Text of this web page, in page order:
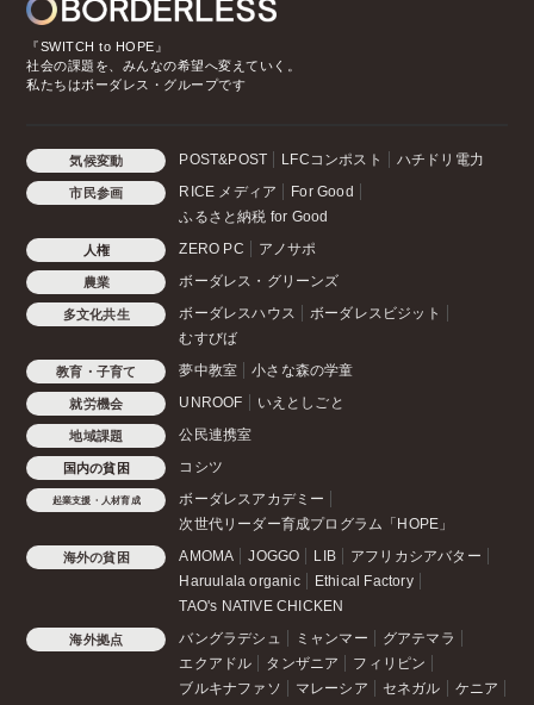
『SWITCH to HOPE』
社会の課題を、みんなの希望へ変えていく。
私たちはボーダレス・グループです
気候変動 POST&POST LFCコンポスト ハチドリ電力
市民参画 RICE メディア
For Good
ふるさと納税 for Good
人権 ZERO PC アノサポ
農業 ボーダレス・グリーンズ
多文化共生 ボーダレスハウス
ボーダレスビジット
むすびば
教育・子育て 夢中教室 小さな森の学童
就労機会 UNROOF いえとしごと
地域課題 公民連携室
国内の貧困 コシツ
起業支援・人材育成
ボーダレスアカデミー
次世代リーダー育成プログラム「HOPE」
海外の貧困 AMOMA JOGGO LIB
アフリカシアバター
Haruulala organic
Ethical Factory
TAO's NATIVE CHICKEN
海外拠点 バングラデシュ ミャンマー
グアテマラ
エクアドル
タンザニア
フィリピン
ブルキナファソ
マレーシア セネガル ケニア